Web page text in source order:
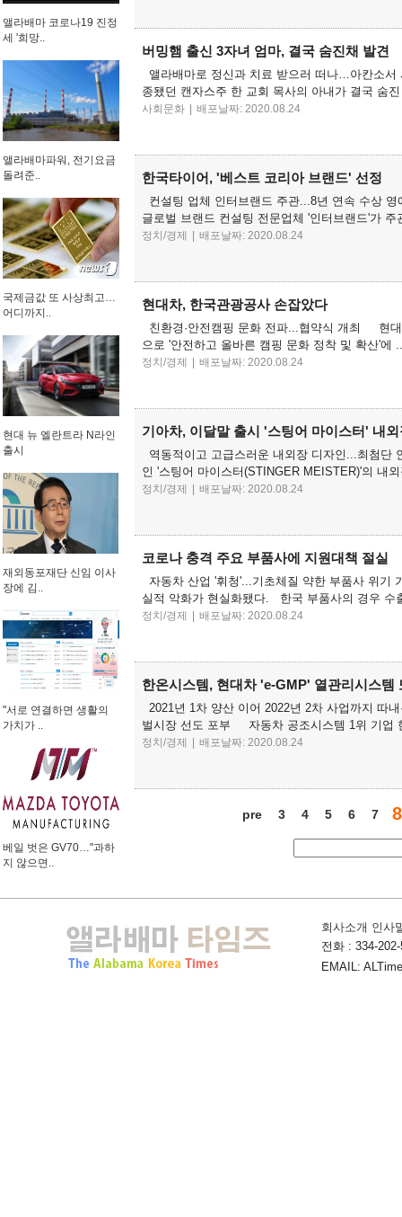
버밍햄 출신 3자녀 엄마, 결국 숨진채 발견
앨라배마로 정신과 치료 받으러 떠나…아칸소
종됐던 캔자스주 한 교회 목사의 아내가 결국 숨
사회문화 배포날짜: 2020.08.24
한국타이어, '베스트 코리아 브랜드' 선정
컨설팅 업체 인터브랜드 주관...8년 연속 수상
글로벌 브랜드 컨설팅 전문업체 '인터브랜드'가 주
정치/경제 배포날짜: 2020.08.24
현대차, 한국관광공사 손잡았다
친환경·안전캠핑 문화 전파...협약식 개최 현
으로 '안전하고 올바른 캠핑 문화 정착 및 확산'에 ..
정치/경제 배포날짜: 2020.08.24
기아차, 이달말 출시 '스팅어 마이스터' 내
역동적이고 고급스러운 내외장 디자인...최첨
인 '스팅어 마이스터(STINGER MEISTER)'의 내
정치/경제 배포날짜: 2020.08.24
코로나 충격 주요 부품사에 지원대책 절실
자동차 산업 '휘청'...기초체질 약한 부품사 위
실적 악화가 현실화됐다. 한국 부품사의 경우 수
정치/경제 배포날짜: 2020.08.24
한온시스템, 현대차 'e-GMP' 열관리시스템
2021년 1차 양산 이어 2022년 2차 사업까지 따
벌시장 선도 포부 자동차 공조시스템 1위 기업
정치/경제 배포날짜: 2020.08.24
pre 3 4 5 6 7 8
앨라배마 코로나19 진정
세 '희망..
앨라배마파워, 전기요금
돌려준..
국제금값 또 사상최고…
어디까지..
현대 뉴 엘란트라 N라인
출시
재외동포재단 신임 이사
장에 김..
"서로 연결하면 생활의
가치가 ..
베일 벗은 GV70…"과하
지 않으면..
회사소개 인사
전화 : 334-
EMAIL: